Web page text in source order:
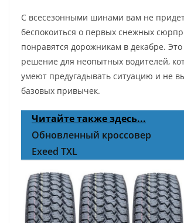
С всесезонными шинами вам не
беспокоиться о первых снежных
понравятся дорожникам в декабре.
решение для неопытных водителей,
умеют предугадывать ситуацию и не
базовых привычек.
Читайте также здесь...
Обновленный кроссовер
Exeed TXL